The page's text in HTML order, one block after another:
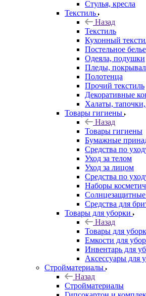
Стулья, кресла
Текстиль
Назад
Текстиль
Кухонный
Постельное белье
Одеяла, подушки
Пледы,
Полотенца
Прочий текстиль
Декоративные
Халаты,
Товары гигиены
Назад
Товары гигиены
Бумажные
Средства по
Уход за телом
Уход за лицом
Средства по
Наборы
Солнцезащитные
Средства для
Товары для уборки
Назад
Товары для
Емкости для
Инвентарь для
Аксессуары для
Стройматериалы
Назад
Стройматериалы